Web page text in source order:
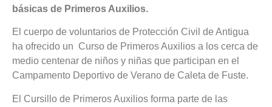
básicas de Primeros Auxilios.
El cuerpo de voluntarios de Protección Civil de Antigua
ha ofrecido un Curso de Primeros Auxilios a los cerca de
medio centenar de niños y niñas que participan en el
Campamento Deportivo de Verano de Caleta de Fuste.
El Cursillo de Primeros Auxilios forma parte de las